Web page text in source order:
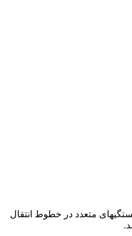
متعدد در خطوط انتقال